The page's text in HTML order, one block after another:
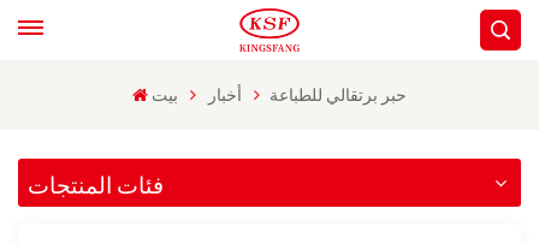
بيت أخبار حبر برتقالي للطباعة
فئات المنتجات